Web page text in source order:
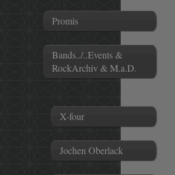
Promis
Bands../..Events &
RockArchiv & M.a.D.
X-four
Jochen Oberlack